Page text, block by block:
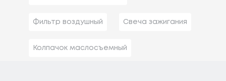
Фильтр воздушный Свеча зажигания
Колпачок маслосъемный